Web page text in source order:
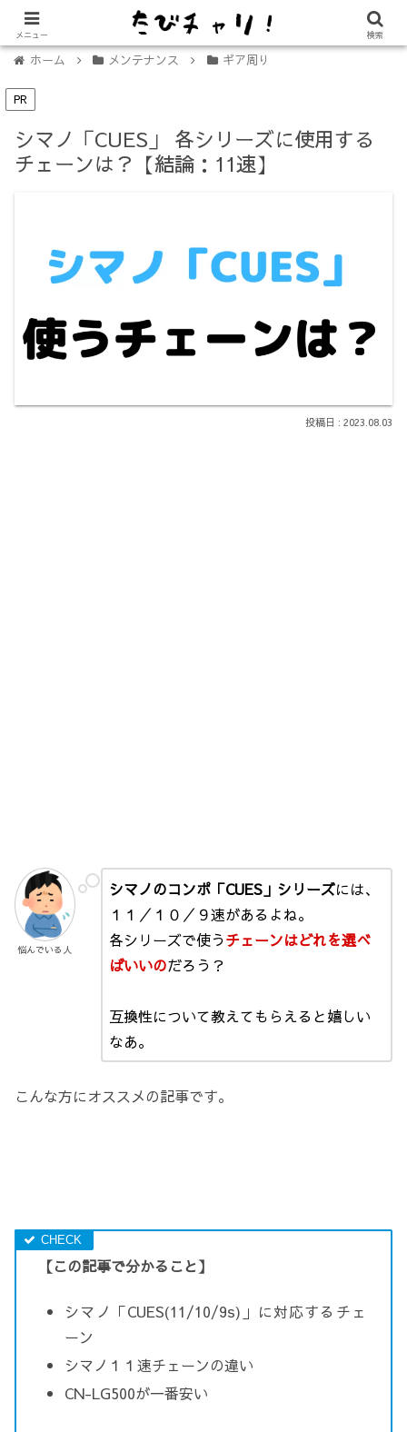
【免許不要に！】電動キックボード「LUUP（ループ）」の始め方
ホーム メンテナンス ギア周り
PR
シマノ「CUES」 各シリーズに使用する
チェーンは？【結論：11速】
2023.08.03
悩んでいる人
シマノのコンポ「CUES」シリーズには、
１１／１０／９速があるよね。
各シリーズで使うチェーンはどれを選べ
ばいいのだろう？
互換性について教えてもらえると嬉しい
なあ。
こんな方にオススメの記事です。
【この記事で分かること】
シマノ「CUES(11/10/9s)」に対応するチェ
ーン
シマノ１１速チェーンの違い
CN-LG500が一番安い
メニュー 検索